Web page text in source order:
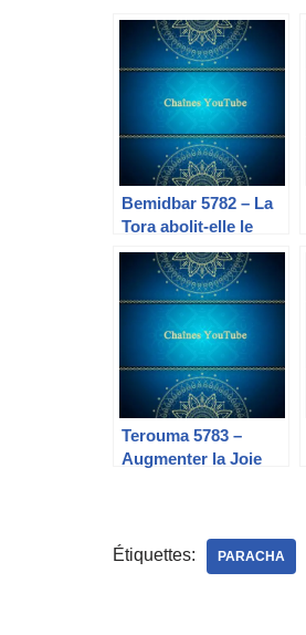
Bemidbar 5782 – La
Tora abolit-elle le
corps ?
Terouma 5783 –
Augmenter la Joie
Étiquettes: PARACHA